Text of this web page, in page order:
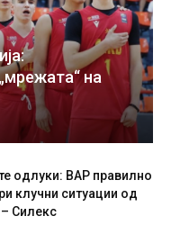
на
одлуки: ВАР правилно
клучни ситуации од
Силекс